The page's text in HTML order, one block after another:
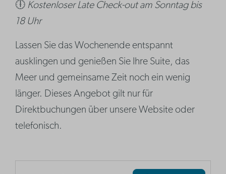
🕕 Kostenloser Late Check-out am Sonntag bis
18 Uhr
Lassen Sie das Wochenende entspannt
ausklingen und genießen Sie Ihre Suite, das
Meer und gemeinsame Zeit noch ein wenig
länger. Dieses Angebot gilt nur für
Direktbuchungen über unsere Website oder
telefonisch.